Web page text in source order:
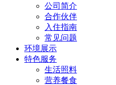
公司简介
合作伙伴
入住指南
常见问题
环境展示
特色服务
生活照料
营养餐食